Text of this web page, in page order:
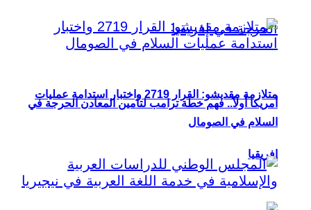
أمريكا أولاً.. فهم خطة ترامب لتأمين المعادن الحرجة في
إفريقيا
متلازمة مقديشو: القرار 2719 واختبار استدامة عمليات
السلام في الصومال